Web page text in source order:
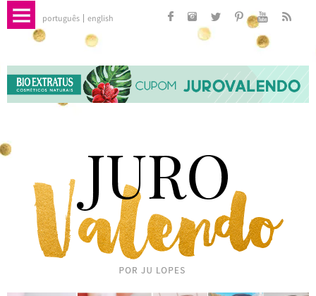
português english